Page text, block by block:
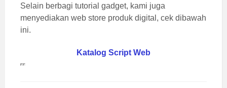
Selain berbagi tutorial gadget, kami juga
menyediakan web store produk digital, cek dibawah
ini.
Katalog Script Web